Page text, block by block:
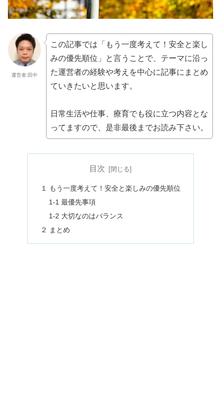
運営者:田中
この記事では「もう一度考えて！安全と楽し
みの優先順位」と言うことで、テーマに沿っ
た運営者の経験や考えを中心に記事にまとめ
ていきたいと思います。
日常生活や仕事、療育でも役に立つ内容とな
ってますので、是非最後までお読み下さい。
目次
１ もう一度考えて！安全と楽しみの優先順位
1-1 最優先事項
1-2 大切なのはバランス
２ まとめ